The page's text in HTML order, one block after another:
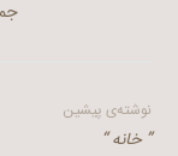
جمعه
راهبری
نوشته‌ی پیشین
” خانه “